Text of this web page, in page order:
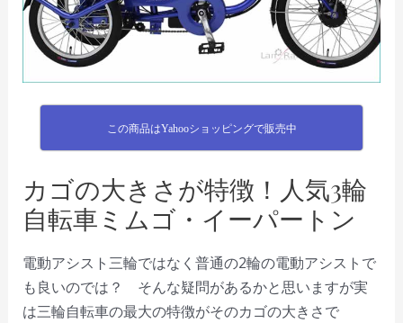
この商品はYahooショッピングで販売中
カゴの大きさが特徴！人気3輪
自転車ミムゴ・イーパートン
電動アシスト三輪ではなく普通の2輪の電動アシストで
も良いのでは？ そんな疑問があるかと思いますが実
は三輪自転車の最大の特徴がそのカゴの大きさで